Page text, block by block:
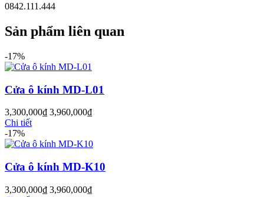
Cửa Nhựa Vân Gỗ
0842.111.444
Sản phẩm liên quan
-17%
Cửa ô kính MD-L01
3,300,000₫ 3,960,000₫
Chi tiết
-17%
Cửa ô kính MD-K10
3,300,000₫ 3,960,000₫